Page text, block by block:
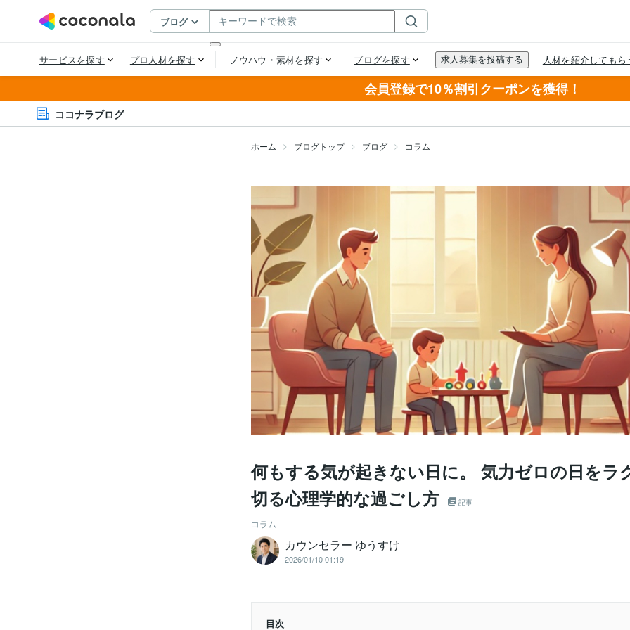
会員登録で10％割引クーポンを獲得！
ココナラブログ
ホーム ブログトップ ブログ コラム
何もする気が起きない日に。 気力ゼロの日をラ
切る心理学的な過ごし方
記事
コラム
カウンセラー ゆうすけ
2026/01/10 01:19
目次